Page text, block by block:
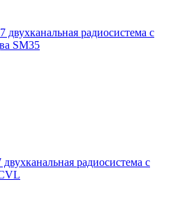
радиосистема с
SM35
радиосистема с